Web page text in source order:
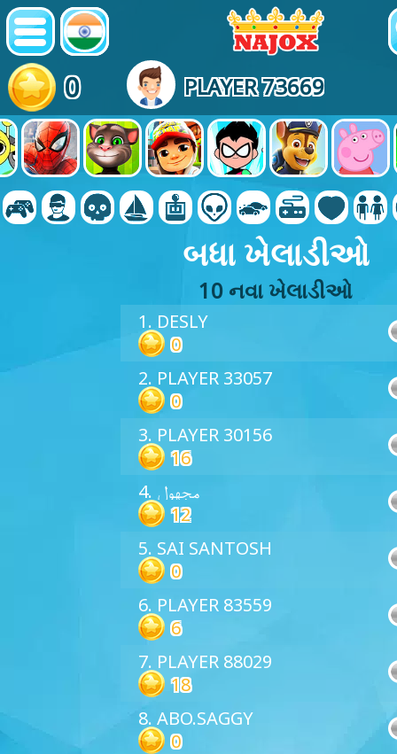
0 PLAYER 73669
બધા ખેલાડીઓ
10 નવા ખેલાડીઓ
1. DESLY
0
2. PLAYER 33057
0
3. PLAYER 30156
16
4. مجهول
12
5. SAI SANTOSH
0
6. PLAYER 83559
6
7. PLAYER 88029
18
8. ABO.SAGGY
0